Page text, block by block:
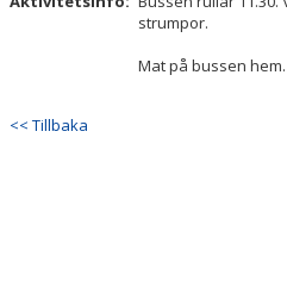
strumpor.
Mat på bussen hem.
<< Tillbaka